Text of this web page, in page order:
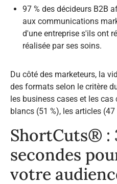
97 % des décideurs B2B
aux communications
d'une entreprise s'ils ont
réalisée par ses soins.
Du côté des marketeurs, la
des formats selon le critère
les business cases et les
blancs (51 %), les articles
ShortCuts® :
secondes
votre